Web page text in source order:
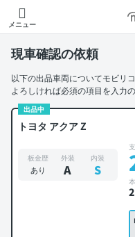
メニュー
現車確認の依頼
以下の出品車両についてモビリ
よろしければ必須の項目を入力
出品中
トヨタ アクア Z
板金歴
あり
外装
A
内装
S